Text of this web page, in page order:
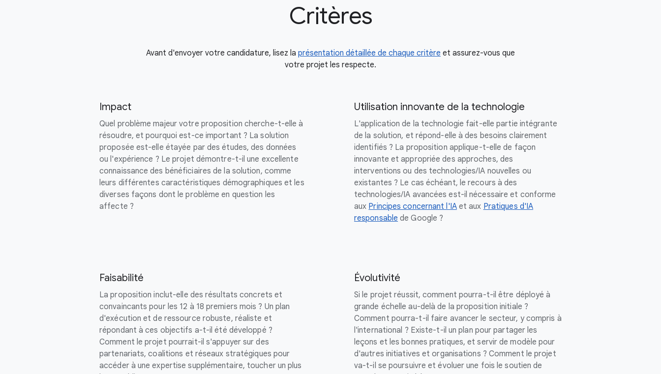
Critères
Avant d'envoyer votre candidature, lisez la présentation détaillée de chaque critère et assurez-vous que
votre projet les respecte.
Impact
Quel problème majeur votre proposition cherche-t-elle à
résoudre, et pourquoi est-ce important ? La solution
proposée est-elle étayée par des études, des données
ou l'expérience ? Le projet démontre-t-il une excellente
connaissance des bénéficiaires de la solution, comme
leurs différentes caractéristiques démographiques et les
diverses façons dont le problème en question les
affecte ?
Utilisation innovante de la technologie
L'application de la technologie fait-elle partie intégrante
de la solution, et répond-elle à des besoins clairement
identifiés ? La proposition applique-t-elle de façon
innovante et appropriée des approches, des
interventions ou des technologies/IA nouvelles ou
existantes ? Le cas échéant, le recours à des
technologies/IA avancées est-il nécessaire et conforme
aux Principes concernant l'IAet aux Pratiques d'IA
responsable de Google ?
Faisabilité
La proposition inclut-elle des résultats concrets et
convaincants pour les 12 à 18 premiers mois ? Un plan
d'exécution et de ressource robuste, réaliste et
répondant à ces objectifs a-t-il été développé ?
Comment le projet pourrait-il s'appuyer sur des
partenariats, coalitions et réseaux stratégiques pour
accéder à une expertise supplémentaire, toucher un plus
Évolutivité
Si le projet réussit, comment pourra-t-il être déployé à
grande échelle au-delà de la proposition initiale ?
Comment pourra-t-il faire avancer le secteur, y compris à
l'international ? Existe-t-il un plan pour partager les
leçons et les bonnes pratiques, et servir de modèle pour
d'autres initiatives et organisations ? Comment le projet
va-t-il se poursuivre et évoluer une fois le soutien de